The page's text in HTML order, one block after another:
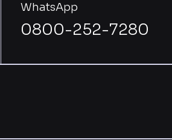
WhatsApp
0800-252-7280